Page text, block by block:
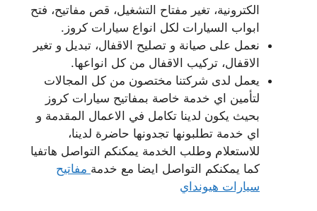
الكترونية، تغير مفتاح التشغيل، قص مفاتيح، فتح
ابواب السيارات لكل انواع سيارات كروز.
نعمل على صيانة و تصليح الاقفال، تبديل و تغير
الاقفال، تركيب الاقفال من كل انواعها.
يعمل لدى شركتنا مختصون من كل المجالات
لتأمين اي خدمة خاصة بمفاتيح سيارات كروز
بحيث يكون لدينا تكامل في الاعمال المقدمة و
اي خدمة تطلبونها تجدونها حاضرة لدينا،
للاستعلام وطلب الخدمة يمكنكم التواصل هاتفيا
كما يمكنكم التواصل ايضا مع خدمة مفاتيح
سيارات هيونداي